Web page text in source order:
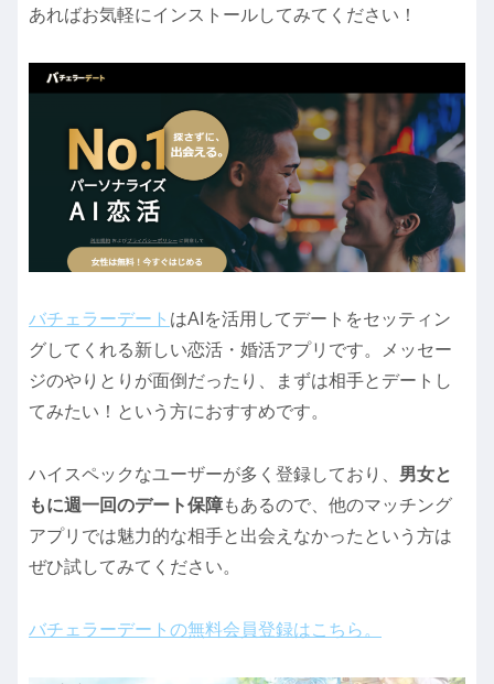
あればお気軽にインストールしてみてください！
バチェラーデート はAIを活用してデートをセッティン
グしてくれる新しい恋活・婚活アプリです。メッセー
ジのやりとりが面倒だったり、まずは相手とデートし
てみたい！という方におすすめです。
ハイスペックなユーザーが多く登録しており、 男女と
もに週一回のデート保障もあるので、他のマッチング
アプリでは魅力的な相手と出会えなかったという方は
ぜひ試してみてください。
バチェラーデートの無料会員登録はこちら。